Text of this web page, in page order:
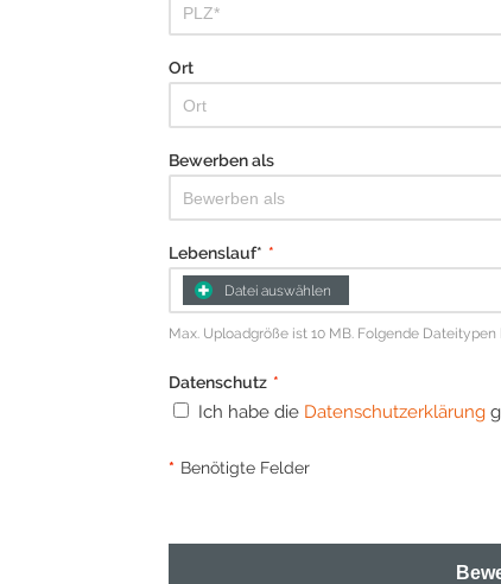
Ort
Bewerben als
Lebenslauf* *
Datei auswählen
Max. Uploadgröße ist 10 MB. Folgende
Datenschutz *
Ich habe die Datenschutzerklärung
* Benötigte Felder